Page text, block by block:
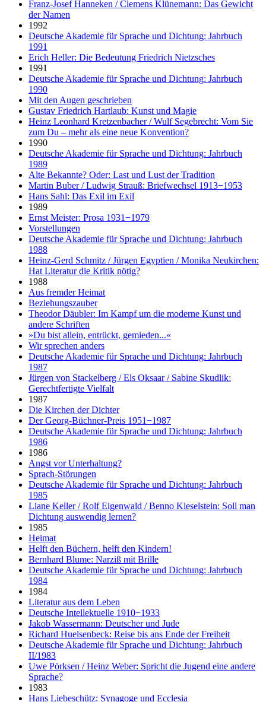
Franz-Josef Hanneken / Clemens Klünemann: Das Gewicht
der Namen
1992
Deutsche Akademie für Sprache und Dichtung: Jahrbuch
1991
Erich Heller: Die Bedeutung Friedrich Nietzsches
1991
Deutsche Akademie für Sprache und Dichtung: Jahrbuch
1990
Mit den Augen geschrieben
Gustav Friedrich Hartlaub: Kunst und Magie
Heinz Leonhard Kretzenbacher / Wulf Segebrecht: Vom Sie
zum Du – mehr als eine neue Konvention?
1990
Deutsche Akademie für Sprache und Dichtung: Jahrbuch
1989
Alte Bekannte? Oder: Last und Lust der Tradition
Martin Buber / Ludwig Strauß: Briefwechsel 1913−1953
Hans Sahl: Das Exil im Exil
1989
Ernst Meister: Prosa 1931−1979
Vorstellungen
Deutsche Akademie für Sprache und Dichtung: Jahrbuch
1988
Heinz-Gerd Schmitz / Jürgen Egyptien / Monika Neukirchen:
Hat Literatur die Kritik nötig?
1988
Aus fremder Heimat
Beziehungszauber
Theodor Däubler: Im Kampf um die moderne Kunst und
andere Schriften
»Du bist allein, entrückt, gemieden...«
Wir sprechen anders
Deutsche Akademie für Sprache und Dichtung: Jahrbuch
1987
Jürgen von Stackelberg / Els Oksaar / Sabine Skudlik:
Gerechtfertigte Vielfalt
1987
Die Kirchen der Dichter
Der Georg-Büchner-Preis 1951−1987
Deutsche Akademie für Sprache und Dichtung: Jahrbuch
1986
1986
Angst vor Unterhaltung?
Sprach-Störungen
Deutsche Akademie für Sprache und Dichtung: Jahrbuch
1985
Liane Keller / Rolf Eigenwald / Benno Kieselstein: Soll man
Dichtung auswendig lernen?
1985
Heimat
Helft den Büchern, helft den Kindern!
Bernhard Blume: Narziß mit Brille
Deutsche Akademie für Sprache und Dichtung: Jahrbuch
1984
1984
Literatur aus dem Leben
Deutsche Intellektuelle 1910−1933
Jakob Wassermann: Deutscher und Jude
Richard Huelsenbeck: Reise bis ans Ende der Freiheit
Deutsche Akademie für Sprache und Dichtung: Jahrbuch
II/1983
Uwe Pörksen / Heinz Weber: Spricht die Jugend eine andere
Sprache?
1983
Hans Liebeschütz: Synagoge und Ecclesia